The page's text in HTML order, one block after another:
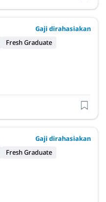
Gaji dirahasiakan
Fresh Graduate
Gaji dirahasiakan
Fresh Graduate